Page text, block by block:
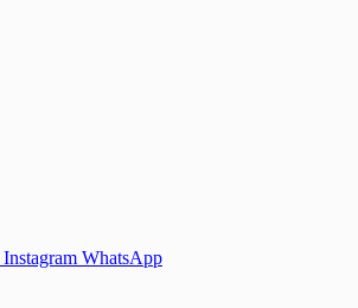
Instagram WhatsApp